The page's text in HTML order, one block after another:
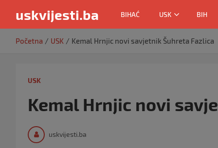
uskvijesti.ba BIHAĆ USK BIH
Početna USK Kemal Hrnjic novi savjetnik Šuhreta Fazlica
USK
Kemal Hrnjic novi
uskvijesti.ba